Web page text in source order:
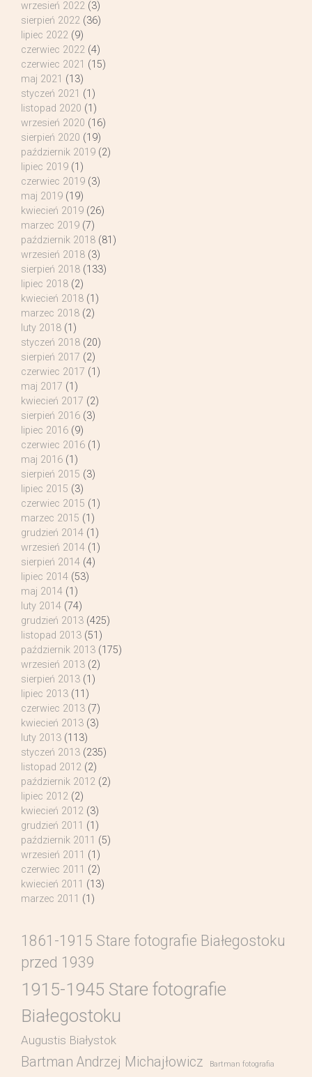
wrzesień 2022 (3)
sierpień 2022 (36)
lipiec 2022 (9)
czerwiec 2022 (4)
czerwiec 2021 (15)
maj 2021 (13)
styczeń 2021 (1)
listopad 2020 (1)
wrzesień 2020 (16)
sierpień 2020 (19)
październik 2019 (2)
lipiec 2019 (1)
czerwiec 2019 (3)
maj 2019 (19)
kwiecień 2019 (26)
marzec 2019 (7)
październik 2018 (81)
wrzesień 2018 (3)
sierpień 2018 (133)
lipiec 2018 (2)
kwiecień 2018 (1)
marzec 2018 (2)
luty 2018 (1)
styczeń 2018 (20)
sierpień 2017 (2)
czerwiec 2017 (1)
maj 2017 (1)
kwiecień 2017 (2)
sierpień 2016 (3)
lipiec 2016 (9)
czerwiec 2016 (1)
maj 2016 (1)
sierpień 2015 (3)
lipiec 2015 (3)
czerwiec 2015 (1)
marzec 2015 (1)
grudzień 2014 (1)
wrzesień 2014 (1)
sierpień 2014 (4)
lipiec 2014 (53)
maj 2014 (1)
luty 2014 (74)
grudzień 2013 (425)
listopad 2013 (51)
październik 2013 (175)
wrzesień 2013 (2)
sierpień 2013 (1)
lipiec 2013 (11)
czerwiec 2013 (7)
kwiecień 2013 (3)
luty 2013 (113)
styczeń 2013 (235)
listopad 2012 (2)
październik 2012 (2)
lipiec 2012 (2)
kwiecień 2012 (3)
grudzień 2011 (1)
październik 2011 (5)
wrzesień 2011 (1)
czerwiec 2011 (2)
kwiecień 2011 (13)
marzec 2011 (1)
1861-1915 Stare fotografie Białegostoku
przed 1939
1915-1945 Stare fotografie
Białegostoku
Augustis Białystok
Bartman Andrzej Michajłowicz Bartman fotografia